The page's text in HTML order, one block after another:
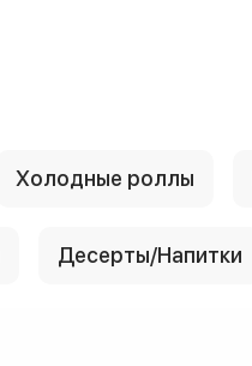
Холодные роллы
Десерты/Напитки